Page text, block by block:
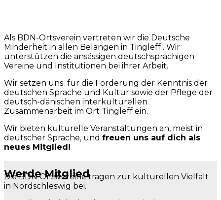
Als BDN-Ortsverein vertreten wir die Deutsche
Minderheit in allen Belangen in Tingleff . Wir
unterstützen die ansässigen deutschsprachigen
Vereine und Institutionen bei ihrer Arbeit.
Wir setzen uns für die Förderung der Kenntnis der
deutschen Sprache und Kultur sowie der Pflege der
deutsch-dänischen interkulturellen
Zusammenarbeit im Ort Tingleff ein.
Wir bieten kulturelle Veranstaltungen an, meist in
deutscher Sprache, und freuen uns auf dich als
neues Mitglied!
Werde Mitglied
Die BDN Ortsvereine tragen zur kulturellen Vielfalt
in Nordschleswig bei.